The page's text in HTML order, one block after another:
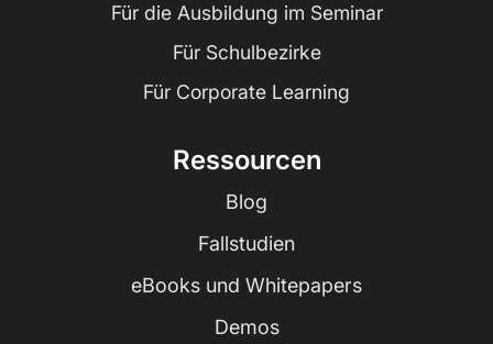
Für die Ausbildung im Seminar
Für Schulbezirke
Für Corporate Learning
Ressourcen
Blog
Fallstudien
eBooks und Whitepapers
Demos